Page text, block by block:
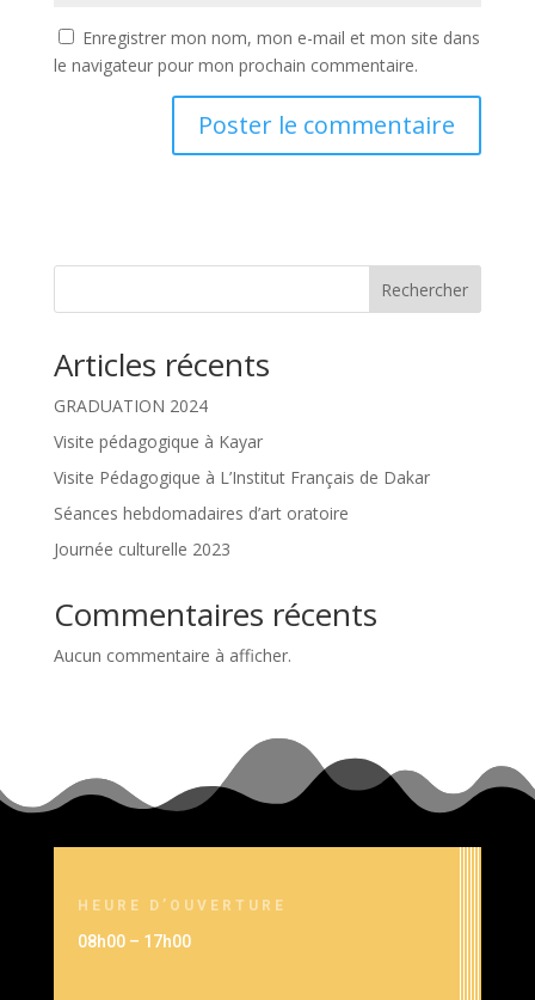
Enregistrer mon nom, mon e-mail et mon site dans
le navigateur pour mon prochain commentaire.
Rechercher
Articles récents
GRADUATION 2024
Visite pédagogique à Kayar
Visite Pédagogique à L’Institut Français de Dakar
Séances hebdomadaires d’art oratoire
Journée culturelle 2023
Commentaires récents
Aucun commentaire à afficher.
HEURE D’OUVERTURE
08h00 – 17h00